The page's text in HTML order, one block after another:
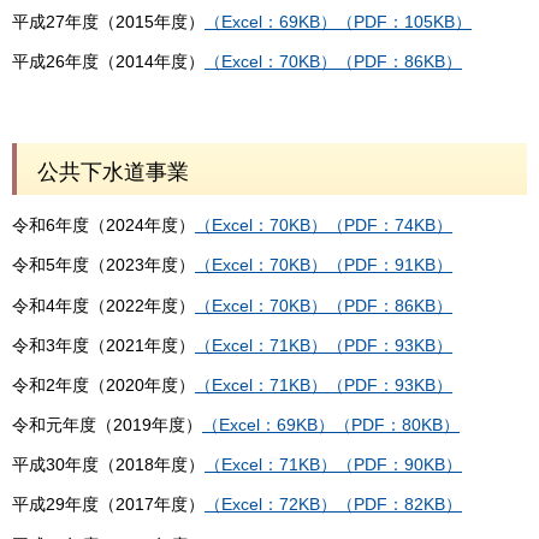
平成27年度（2015年度） （Excel：69KB） （PDF：105KB）
平成26年度（2014年度） （Excel：70KB） （PDF：86KB）
公共下水道事業
令和6年度（2024年度） （Excel：70KB） （PDF：74KB）
令和5年度（2023年度） （Excel：70KB） （PDF：91KB）
令和4年度（2022年度） （Excel：70KB） （PDF：86KB）
令和3年度（2021年度） （Excel：71KB） （PDF：93KB）
令和2年度（2020年度） （Excel：71KB） （PDF：93KB）
令和元年度（2019年度） （Excel：69KB） （PDF：80KB）
平成30年度（2018年度） （Excel：71KB） （PDF：90KB）
平成29年度（2017年度） （Excel：72KB） （PDF：82KB）